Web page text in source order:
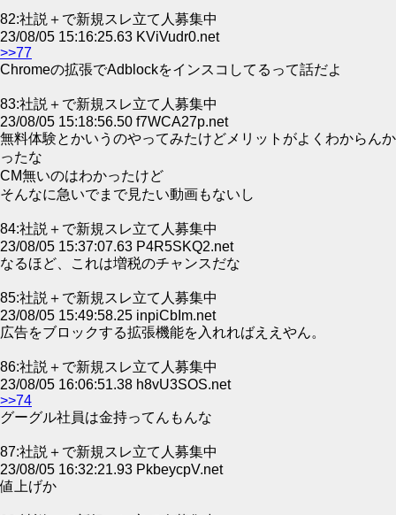
82:社説＋で新規スレ立て人募集中
23/08/05 15:16:25.63 KViVudr0.net
>>77
Chromeの拡張でAdblockをインスコしてるって話だよ
83:社説＋で新規スレ立て人募集中
23/08/05 15:18:56.50 f7WCA27p.net
無料体験とかいうのやってみたけどメリットがよくわからんか
ったな
CM無いのはわかったけど
そんなに急いでまで見たい動画もないし
84:社説＋で新規スレ立て人募集中
23/08/05 15:37:07.63 P4R5SKQ2.net
なるほど、これは増税のチャンスだな
85:社説＋で新規スレ立て人募集中
23/08/05 15:49:58.25 inpiCbIm.net
広告をブロックする拡張機能を入れればええやん。
86:社説＋で新規スレ立て人募集中
23/08/05 16:06:51.38 h8vU3SOS.net
>>74
グーグル社員は金持ってんもんな
87:社説＋で新規スレ立て人募集中
23/08/05 16:32:21.93 PkbeycpV.net
値上げか